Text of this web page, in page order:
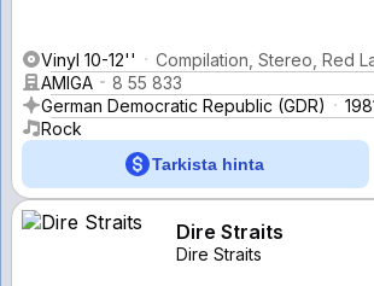
Vinyl 10-12''
Compilation, Stereo, Red
AMIGA
8 55 833
German Democratic Republic (GDR)
Rock
Tarkista hinta
Dire Straits
Dire Straits